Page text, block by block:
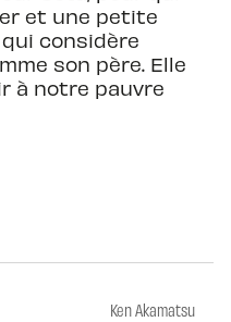
et une petite
considère
son père. Elle
à notre pauvre
Ken Akamatsu